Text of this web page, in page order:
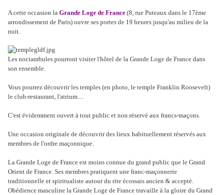
A cette occasion la Grande Loge de France (8, rue Puteaux dans le 17ème
arrondissement de Paris) ouvre ses portes de 19 heures jusqu'au milieu de la
nuit.
Les noctambules pourront visiter l'hôtel de la Grande Loge de France dans
son ensemble.
Vous pourrez découvrir les temples (en photo, le temple Franklin Roosevelt)
le club-restaurant, l'atrium....
C'est évidemment ouvert à tout public et non réservé aux francs-maçons.
Une occasion originale de découvrir des lieux habituellement réservés aux
membres de l'ordre maçonnique.
La Grande Loge de France est moins connue du grand public que le Grand
Orient de France. Ses membres pratiquent une franc-maçonnerie
traditionnelle et spiritualiste autour du rite écossais ancien & accepté.
Obédience masculine la Grande Loge de France travaille à la gloire du Grand